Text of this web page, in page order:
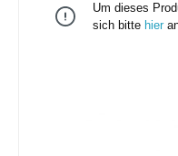
MarktUniversell
120) mit den
Um dieses
sich bitte hier